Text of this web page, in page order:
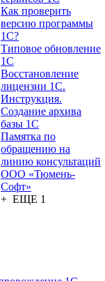
Как проверить
версию программы
1С?
Типовое обновление
1С
Восстановление
лицензии 1С.
Инструкция.
Создание архива
базы 1С
Памятка по
обращению на
линию консультаций
ООО «Тюмень-
Софт»
+ ЕЩЕ 1